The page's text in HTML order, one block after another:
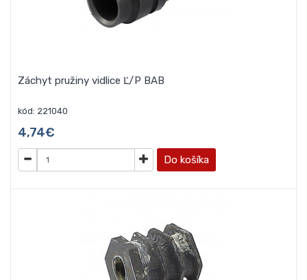
Záchyt pružiny vidlice Ľ/P BAB
kód: 221040
4,74€
Do košíka